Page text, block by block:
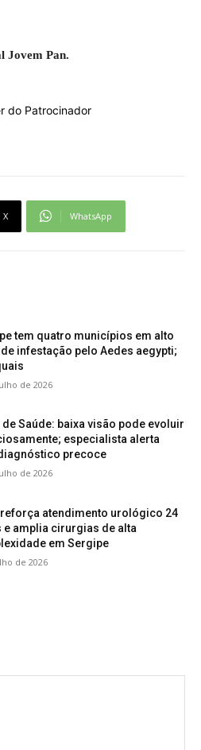
Jovem Pan.
X WhatsApp
tem quatro municípios em alto
infestação pelo Aedes aegypti;
de 2026
de Saúde: baixa visão pode evoluir
especialista alerta
precoce
de 2026
reforça atendimento urológico 24
e amplia cirurgias de alta
em Sergipe
de 2026